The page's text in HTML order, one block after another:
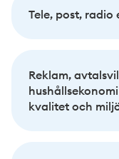
Tele, post, radio
Reklam,
kvalitet och